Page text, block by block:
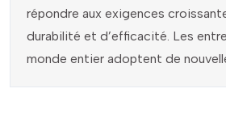
répondre aux exigences
durabilité et d’efficacité. Les
monde entier adoptent de